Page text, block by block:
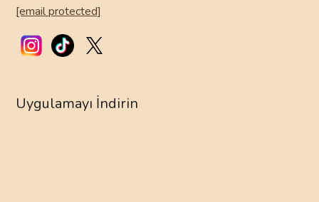
[email protected]
Uygulamayı İndirin